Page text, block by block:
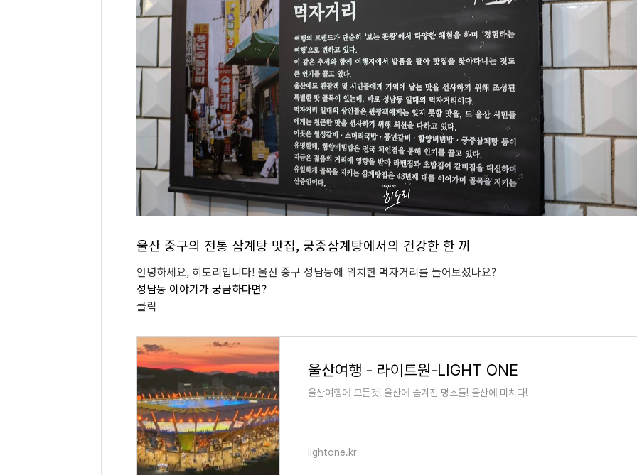
울산 중구의 전통 삼계탕 맛집, 궁중삼계탕에서의 건강한 한 끼
안녕하세요, 히도리입니다! 울산 중구 성남동에 위치한 먹자거리를 들어보셨나요?
성남동 이야기가 궁금하다면?
클릭
울산여행 - 라이트원-LIGHT ONE
울산여행에 모든것! 울산에 숨겨진 명소들! 울산에 미치다!
lightone.kr